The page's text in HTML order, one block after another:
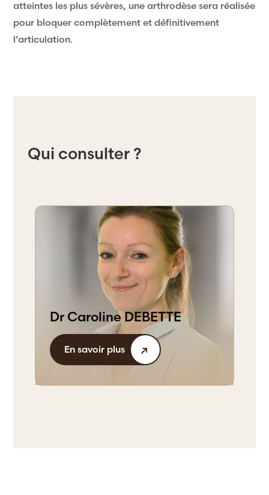
atteintes les plus sévères, une arthrodèse sera réalisée
pour bloquer complètement et définitivement
l’articulation.
Qui consulter ?
Dr Caroline DEBETTE
En savoir plus